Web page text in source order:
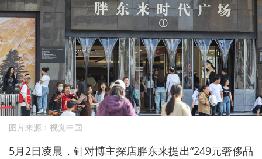
图片来源：视觉中国
5月2日凌晨，针对博主探店胖东来提出“249元奢侈品